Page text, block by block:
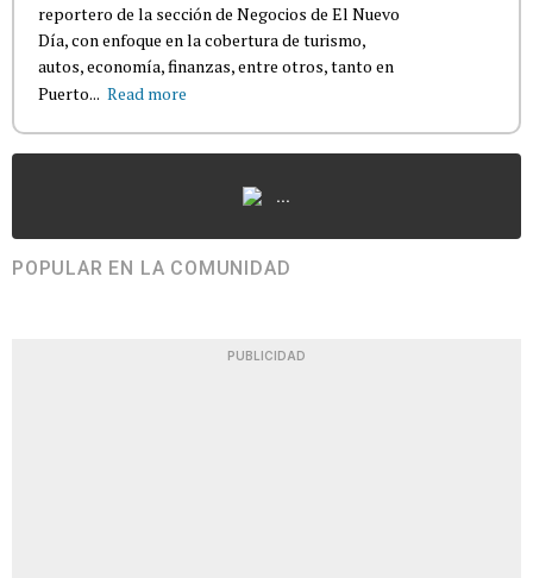
reportero de la sección de Negocios de El Nuevo
Día, con enfoque en la cobertura de turismo,
autos, economía, finanzas, entre otros, tanto en
Puerto... Read more
...
POPULAR EN LA COMUNIDAD
PUBLICIDAD